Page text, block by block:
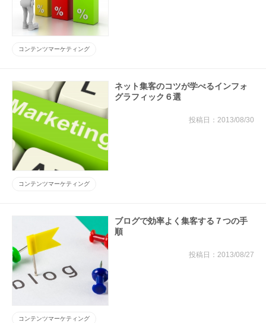
コンテンツマーケティング
ネット集客のコツが学べるインフォ
グラフィック６選
2013/08/30
コンテンツマーケティング
ブログで効率よく集客する７つの手
順
2013/08/27
コンテンツマーケティング